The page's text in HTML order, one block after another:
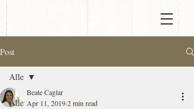
Post
Alle
Alle
Beate Caglar
Apr 11, 20192 min read